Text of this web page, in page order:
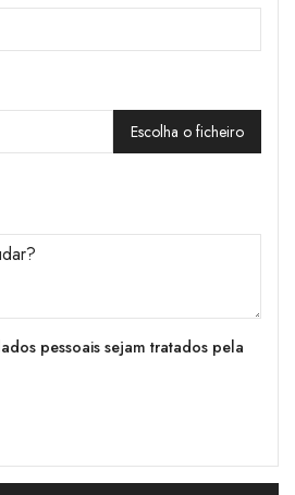
Escolha o ficheiro
pessoais sejam tratados pela